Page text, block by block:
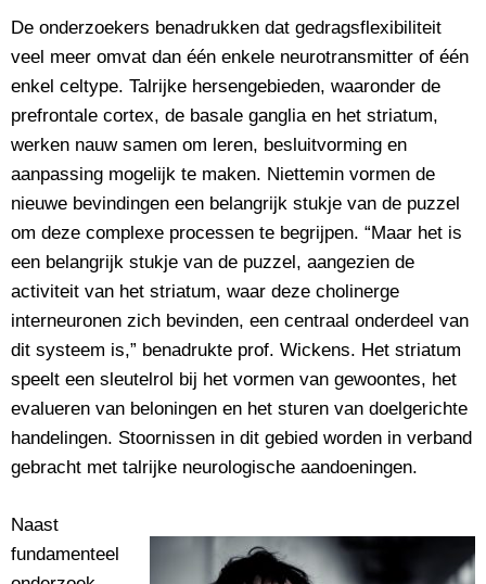
De onderzoekers benadrukken dat gedragsflexibiliteit
veel meer omvat dan één enkele neurotransmitter of één
enkel celtype. Talrijke hersengebieden, waaronder de
prefrontale cortex, de basale ganglia en het striatum,
werken nauw samen om leren, besluitvorming en
aanpassing mogelijk te maken. Niettemin vormen de
nieuwe bevindingen een belangrijk stukje van de puzzel
om deze complexe processen te begrijpen. “Maar het is
een belangrijk stukje van de puzzel, aangezien de
activiteit van het striatum, waar deze cholinerge
interneuronen zich bevinden, een centraal onderdeel van
dit systeem is,” benadrukte prof. Wickens. Het striatum
speelt een sleutelrol bij het vormen van gewoontes, het
evalueren van beloningen en het sturen van doelgerichte
handelingen. Stoornissen in dit gebied worden in verband
gebracht met talrijke neurologische aandoeningen.
Naast
fundamenteel